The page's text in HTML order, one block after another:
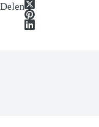
Delen